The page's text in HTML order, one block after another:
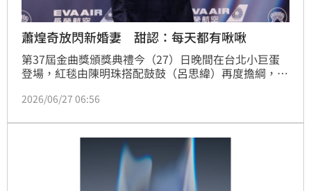
蕭煌奇放閃新婚妻 甜認：每天都有啾啾
第37屆金曲獎頒獎典禮今（27）日晚間在台北小巨蛋
登場，紅毯由陳明珠搭配鼓鼓（呂思緯）再度擔綱，典
一個惜情軟心的人》強勢入圍4項大獎，力拚五封台語
2800萬元的配件，全身行頭近3200萬元。
2026/06/27 06:56